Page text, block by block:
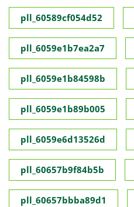
pll_60589cf054d52
pll_6059e1b7ea2a7
pll_6059e1b84598b
pll_6059e1b89b005
pll_6059e6d13526d
pll_60657b9f84b5b
pll_60657bbba89d1